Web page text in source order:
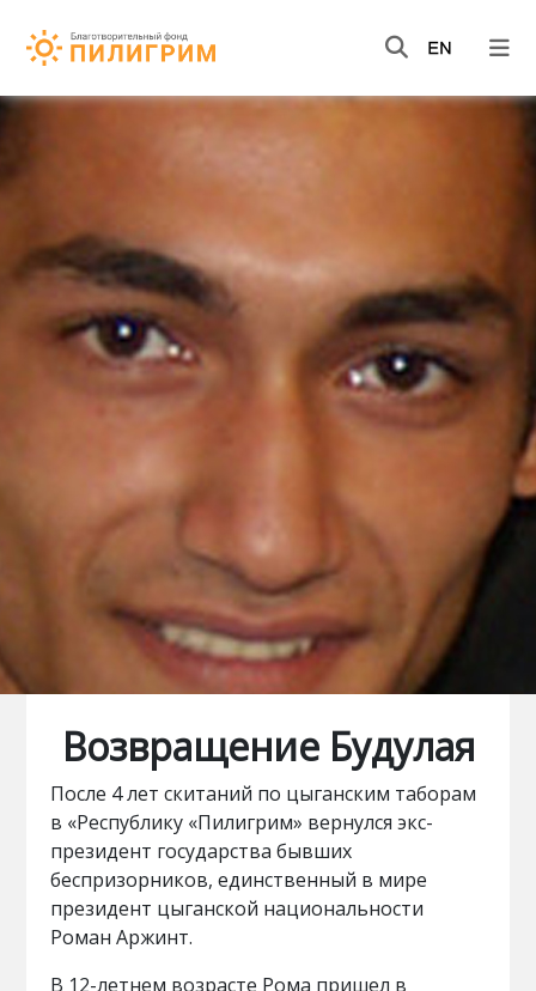
Возвращение Будулая
После 4 лет скитаний по цыганским таборам
в «Республику «Пилигрим» вернулся экс-
президент государства бывших
беспризорников, единственный в мире
президент цыганской национальности
Роман Аржинт.
В 12-летнем возрасте Рома пришел в